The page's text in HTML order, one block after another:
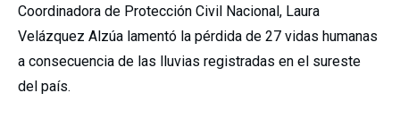
Coordinadora de Protección Civil Nacional, Laura
Velázquez Alzúa lamentó la pérdida de 27 vidas humanas
a consecuencia de las lluvias registradas en el sureste
del país.